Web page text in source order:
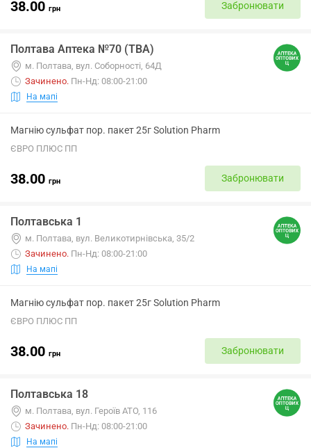
38.00 грн Забронювати
Полтава Аптека №70 (ТВА)
м. Полтава, вул. Соборності, 64Д
Зачинено. Пн-Нд: 08:00-21:00
На мапі
Магнію сульфат пор. пакет 25г Solution Pharm
ЄВРО ПЛЮС ПП
38.00 грн Забронювати
Полтавська 1
м. Полтава, вул. Великотирнівська, 35/2
Зачинено. Пн-Нд: 08:00-21:00
На мапі
Магнію сульфат пор. пакет 25г Solution Pharm
ЄВРО ПЛЮС ПП
38.00 грн Забронювати
Полтавська 18
м. Полтава, вул. Героїв АТО, 116
Зачинено. Пн-Нд: 08:00-21:00
На мапі